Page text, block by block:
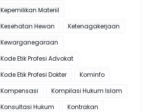
Kepemilikan Materiil
Kesehatan Hewan
Ketenagakerjaan
Kewarganegaraan
Kode Etik Profesi Advokat
Kode Etik Profesi Dokter
Kominfo
Kompensasi
Kompilasi Hukum Islam
Konsultasi Hukum
Kontrakan